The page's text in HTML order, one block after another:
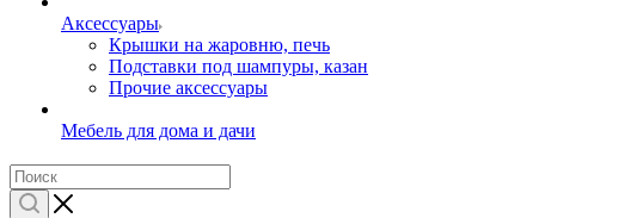
Аксессуары
Крышки на жаровню, печь
Подставки под шампуры, казан
Прочие аксессуары
Мебель для дома и дачи